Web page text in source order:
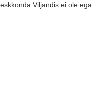
Viljandis ei ole ega